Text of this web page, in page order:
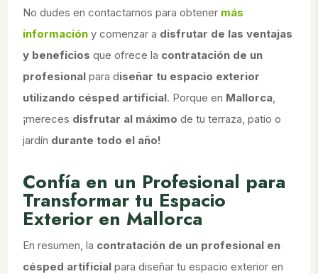
No dudes en contactarnos para obtener más
informacióny comenzar a disfrutar de las ventajas
y beneficiosque ofrece la contratación de un
profesionalpara diseñar tu espacio exterior
utilizando césped artificial. Porque en Mallorca,
¡mereces disfrutar al máximode tu terraza, patio o
jardín durante todo el año!
Confía en un Profesional para
Transformar tu Espacio
Exterior en Mallorca
En resumen, la contratación de un profesional en
césped artificial para diseñar tu espacio exterior en